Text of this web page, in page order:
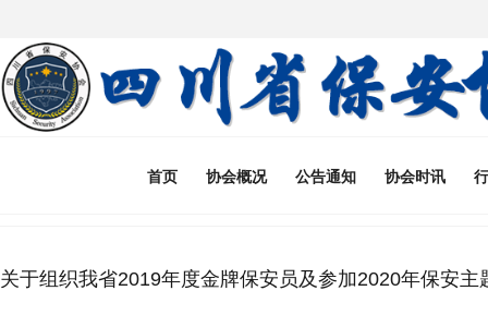
首页 协会概况 公告通知 协会时讯
关于组织我省2019年度金牌保安员及参加2020年保安